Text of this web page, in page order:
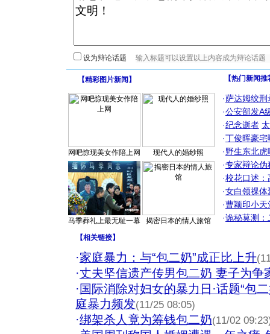
设为辩论话题
【精彩图片新闻 】
网吧惊现美女作陪上网 现代人的婚纱照
马季葬礼上最无耻一幕 揭密日本的情人旅馆
【热门新闻
·萨达姆绞刑
·公安部发A
·纪念逝者
·丁俊晖豪
·野生东北
·专家辩论伪
·校花口述：
·女白领祼体
·曹颖印小天
·诡秘莫测：
【相关链接】
·家庭暴力：与“包二奶”成正比上升
·丈夫坚信遗产传男包二奶 妻子为争
· 国际消除对妇女的暴力日·话题“包
庭暴力频发(11/25 08:05)
·绑架杀人竟为筹钱包二奶(11/02